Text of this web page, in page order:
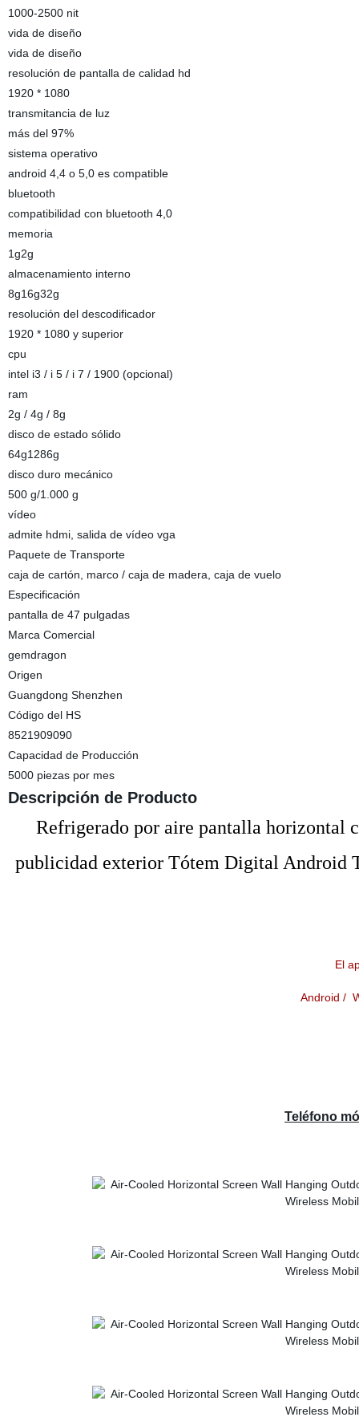
1000-2500 nit
vida de diseño
vida de diseño
resolución de pantalla de calidad hd
1920 * 1080
transmitancia de luz
más del 97%
sistema operativo
android 4,4 o 5,0 es compatible
bluetooth
compatibilidad con bluetooth 4,0
memoria
1g2g
almacenamiento interno
8g16g32g
resolución del descodificador
1920 * 1080 y superior
cpu
intel i3 / i 5 / i 7 / 1900 (opcional)
ram
2g / 4g / 8g
disco de estado sólido
64g1286g
disco duro mecánico
500 g/1.000 g
vídeo
admite hdmi, salida de vídeo vga
Paquete de Transporte
caja de cartón, marco / caja de madera, caja de vuelo
Especificación
pantalla de 47 pulgadas
Marca Comercial
gemdragon
Origen
Guangdong Shenzhen
Código del HS
8521909090
Capacidad de Producción
5000 piezas por mes
Descripción de Producto
Refrigerado por aire pantalla horizontal
publicidad exterior Tótem Digital Android
El
Android /
Teléfono